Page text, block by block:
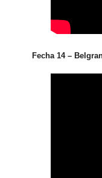
Fecha 14 –